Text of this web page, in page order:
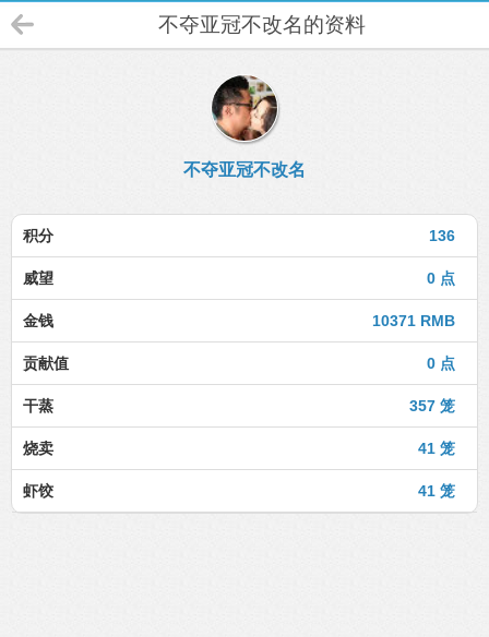
不夺亚冠不改名的资料
不夺亚冠不改名
136
积分
0 点
威望
10371 RMB
金钱
0 点
贡献值
357 笼
干蒸
41 笼
烧卖
41 笼
虾饺